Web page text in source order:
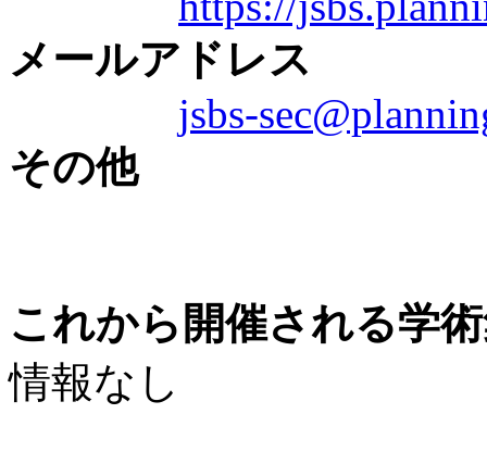
メールアドレス
jsbs-
その他
これから開催される学
情報なし